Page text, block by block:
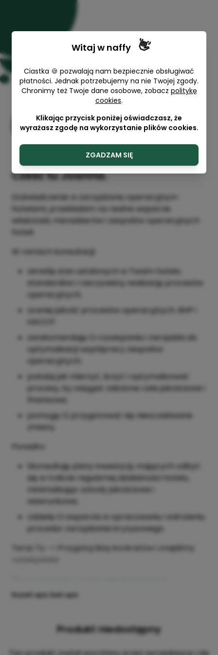
Konsultacja z Joanną - Pion
Pokoi | Procedury | Narzędzia
Hotel.Money
60 min
Cześć tu Joanna.
Doświadczenie w zarządzaniu operacyjnym
hotelami, przekładam na realne wsparcie
właścicieli, menadżerów i zespołów operacyjnych
hoteli.
W ramach konsultacji:
określę stan ustalonych w Twoim hotelu
standardów i rzeczywistą realizację procesów
operacyjnych;
ocenię jakość procesów operacyjnych, BHP i
HACCP;
zarekomenduję Ci rozwiązania i narzędzia do
optymalizacji współpracy zespołów
operacyjnych;
pokażę jak mierzyć, liczyć i optymalizować
procesy, by osiągać założone cele jakościowe i
finansowe;
pomogę Ci przygotować się nieoczekiwane
zmiany.
Ponadto:
Skonsultuję plany inwestycji, mających odbyć
się w trakcie regularnej działalności hotelu,
minimalizując szkody jakościowe i
wizerunkowe;
Udzielę Ci wsparcia w opracowaniu i wdrożeniu
procedur zarządzania kryzysowego.
Teraz Ty -> Przygotuj listę konkretów i znajdźmy
Rozwiń opis Zwiń opis
Produkt niedostępny
Witaj w naffy 👋
Ciastka 🍪 pozwalają nam bezpiecznie obsługiwać
płatności. Jednak potrzebujemy na nie Twojej zgody.
Chronimy też Twoje dane osobowe, zobacz politykę
cookies.
Klikając przycisk poniżej oświadczasz, że
wyrażasz zgodę na wykorzystanie plików cookies.
ZGADZAM SIĘ